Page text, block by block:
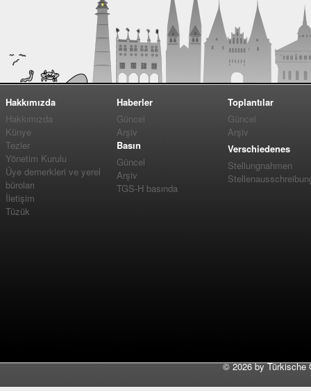
Hakkımızda
Hakkımızda
Künye
Tezler
Yönetim Kurulu
Üye dernerkleri ve yerel
büroları
İletişim
Tüzük
Haberler
Güncel
Arşiv
Basın
Güncel
Arşiv
TGS-H basında
Toplantılar
Güncel
Arşiv
Verschiedenes
Stellungnahmen
©2026 by Türkische